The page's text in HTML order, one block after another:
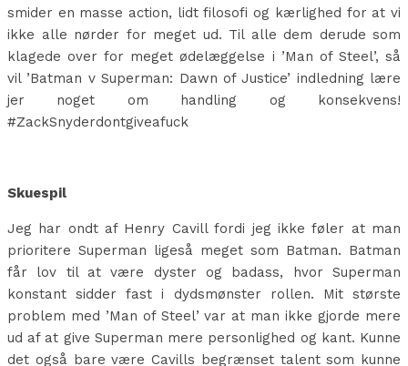
smider en masse action, lidt filosofi og kærlighed for at vi
ikke alle nørder for meget ud. Til alle dem derude som
klagede over for meget ødelæggelse i ’Man of Steel’, så
vil ’Batman v Superman: Dawn of Justice’ indledning lære
jer noget om handling og konsekvens!
#ZackSnyderdontgiveafuck
Skuespil
Jeg har ondt af Henry Cavill fordi jeg ikke føler at man
prioritere Superman ligeså meget som Batman. Batman
får lov til at være dyster og badass, hvor Superman
konstant sidder fast i dydsmønster rollen. Mit største
problem med ’Man of Steel’ var at man ikke gjorde mere
ud af at give Superman mere personlighed og kant. Kunne
det også bare være Cavills begrænset talent som kunne